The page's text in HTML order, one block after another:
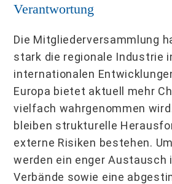
Verantwortung
Die Mitgliederversammlung
stark die regionale Industrie
internationalen
Europa bietet aktuell mehr
vielfach wahrgenommen
bleiben strukturelle
externe Risiken bestehen.
werden ein enger Austausch
Verbände sowie eine